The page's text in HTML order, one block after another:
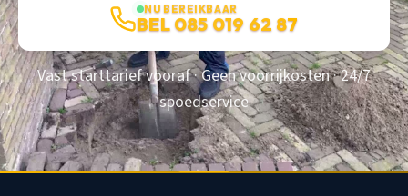
NU BEREIKBAAR
BEL 085 019 62 87
Vast starttarief vooraf · Geen voorrijkosten · 24/7
spoedservice